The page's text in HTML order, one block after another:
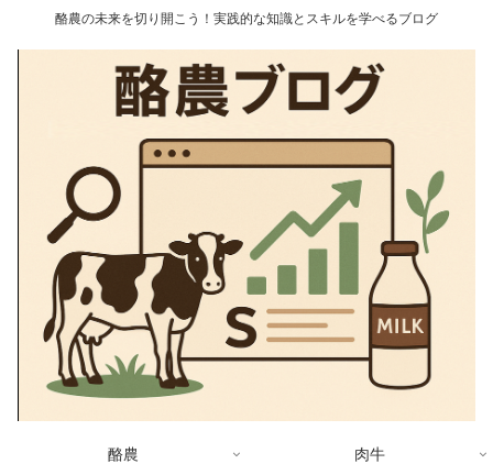
酪農の未来を切り開こう！実践的な知識とスキルを学べるブログ
酪農 肉牛